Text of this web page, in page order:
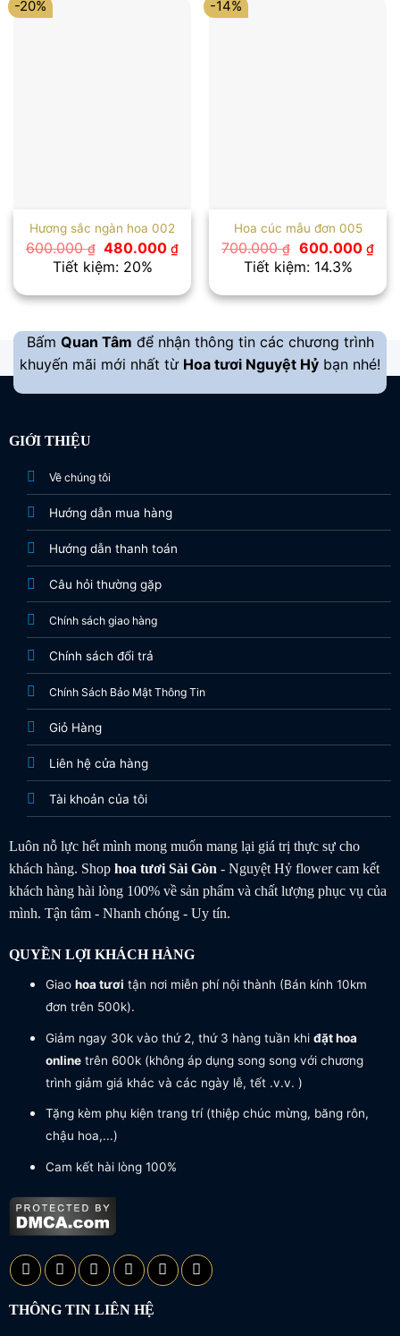
-20%
Hương sắc ngàn hoa 002
600.000₫ Giá
gốc
là:
480.000₫Giá
là:
480.000 ₫.
Tiết kiệm: 20%
-14%
Hoa cúc mẫu đơn 005
700.000₫ Giá
gốc
là:
600.000 ₫Giá
hiện
là:
Tiết kiệm: 14.3%
Bấm Quan Tâm để nhận thông tin các chương trình
khuyến mãi mới nhất từ Hoa tươi Nguyệt Hỷ bạn nhé!
GIỚI THIỆU
Về chúng tôi
Hướng dẫn mua hàng
Hướng dẫn thanh toán
Câu hỏi thường gặp
Chính sách giao hàng
Chính sách đổi trả
Chính Sách Bảo Mật Thông Tin
Giỏ Hàng
Liên hệ cửa hàng
Tài khoản của tôi
Luôn nỗ lực hết mình mong muốn mang lại giá trị thực sự cho
khách hàng. Shop hoa tươiSài Gòn- Nguyệt Hỷ flower cam kết
khách hàng hài lòng 100% về sản phẩm và chất lượng phục vụ của
mình. Tận tâm - Nhanh chóng - Uy tín.
QUYỀN LỢI KHÁCH HÀNG
Giao hoa tươi tận nơi miễn phí nội thành (Bán kính 10km
đơn trên 500k).
Giảm ngay 30k vào thứ 2, thứ 3 hàng tuần khi đặt hoa
onlinetrên 600k (không áp dụng song song với chương
trình giảm giá khác và các ngày lễ, tết .v.v. )
Tặng kèm phụ kiện trang trí (thiệp chúc mừng, băng rôn,
chậu hoa,...)
Cam kết hài lòng 100%
THÔNG TIN LIÊN HỆ